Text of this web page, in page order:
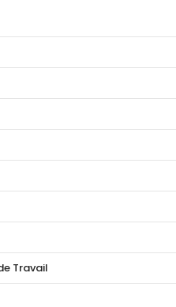
Travail